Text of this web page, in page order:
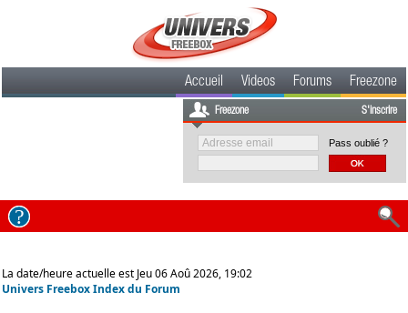
Accueil Videos Forums Freezone
Freezone S'inscrire
Pass oublié ?
La date/heure actuelle est Jeu 06 Aoû 2026, 19:02
Univers Freebox Index du Forum